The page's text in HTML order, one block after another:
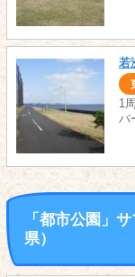
若
1
バ
「都市公園」
県）